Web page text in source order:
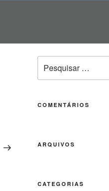
por:
COMENTÁRIOS
ARQUIVOS
CATEGORIAS